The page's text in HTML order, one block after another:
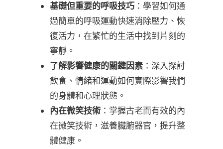
基礎但重要的呼吸技巧 ：學習如何通
過簡單的呼吸運動快速消除壓力、恢
復活力，在繁忙的生活中找到片刻的
寧靜。
了解影響健康的關鍵因素 ：深入探討
飲食、情緒和運動如何實際影響我們
的身體和心理狀態。
內在微笑技術 ：掌握古老而有效的內
在微笑技術，滋養臟腑器官，提升整
體健康。